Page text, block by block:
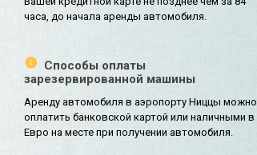
часа, до начала аренды автомобиля.
Способы оплаты
зарезервированной машины
Аренду автомобиля в аэропорту Ниццы можно
оплатить банковской картой или наличными в
Евро на месте при получении автомобиля.